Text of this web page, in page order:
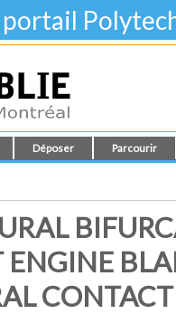
portail
Déposer Parcourir
ENGINE